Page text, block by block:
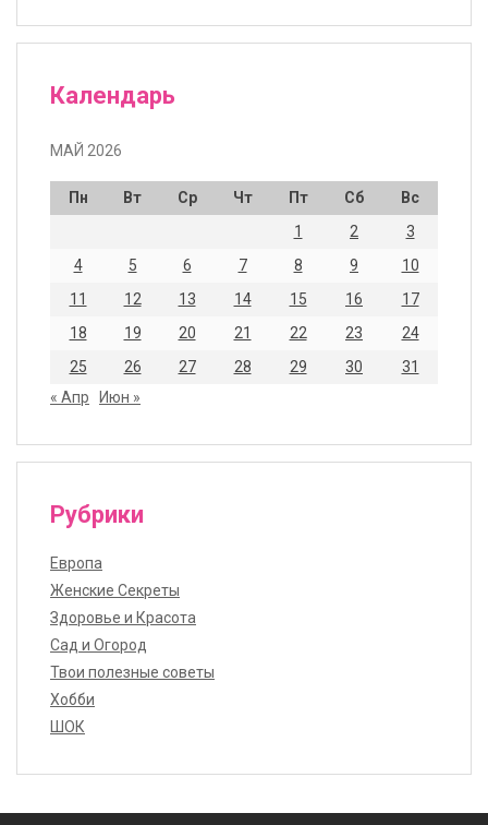
Календарь
МАЙ 2026
Пн Вт Ср Чт Пт Сб
Вс
1
2
3
4
5 6 7 8 9
10
11
12 13 14 15 16
17
18
19 20 21 22 23
24
25
26 27 28 29 30
31
« Апр
Июн »
Рубрики
Европа
Женские Секреты
Здоровье и Красота
Сад и Огород
Твои полезные советы
Хобби
ШОК